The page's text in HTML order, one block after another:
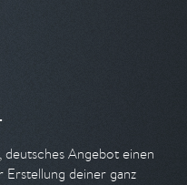
deutsches Angebot einen
Erstellung deiner ganz